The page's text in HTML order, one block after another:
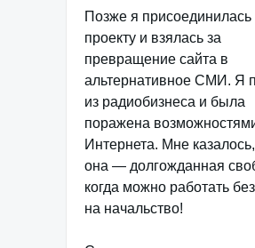
Позже я присоединилась
проекту и взялась за
превращение сайта в
альтернативное СМИ. Я
из радиобизнеса и была
поражена
Интернета. Мне
она — долгожданная
когда можно работать
на начальство!